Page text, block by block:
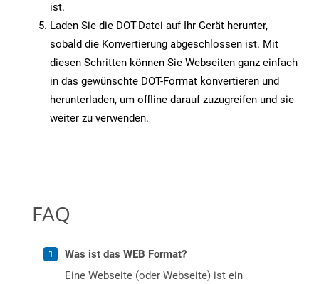
ist.
Laden Sie die DOT-Datei auf Ihr Gerät herunter,
sobald die Konvertierung abgeschlossen ist. Mit
diesen Schritten können Sie Webseiten ganz einfach
in das gewünschte DOT-Format konvertieren und
herunterladen, um offline darauf zuzugreifen und sie
weiter zu verwenden.
FAQ
Was ist das WEB Format?
Eine Webseite (oder Webseite) ist ein